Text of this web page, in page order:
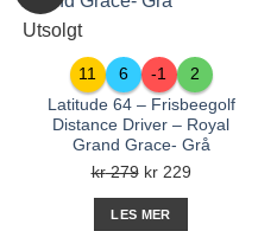
Utsolgt
11 6 -1
2
Latitude 64 – Frisbeegolf
Distance Driver – Royal
Grand Grace- Grå
kr279 Opprinnelig
pris
var:
kr229Nåværende
LES MER